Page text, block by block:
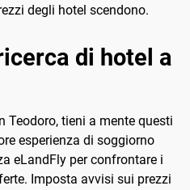
degli hotel scendono.
di hotel a
Teodoro, tieni a mente questi
esperienza di soggiorno
eLandFly per confrontare i
Imposta avvisi sui prezzi